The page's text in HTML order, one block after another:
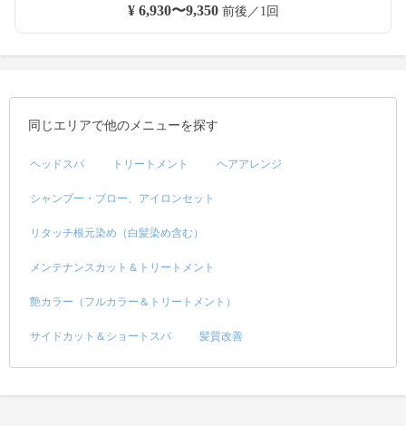
¥ 6,930〜9,350前後／1回
同じエリアで他のメニューを探す
ヘッドスパ トリートメント ヘアアレンジ
シャンプー・ブロー、アイロンセット
リタッチ根元染め（白髪染め含む）
メンテナンスカット＆トリートメント
艶カラー（フルカラー＆トリートメント）
サイドカット＆ショートスパ 髪質改善